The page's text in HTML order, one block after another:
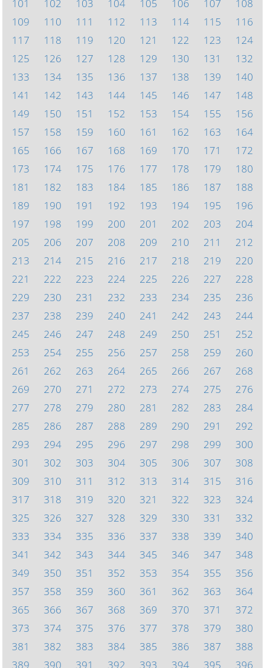
101
102 103 104 105 106 107
108
109
110 111 112 113 114 115
116
117
118 119 120 121 122 123
124
125
126 127 128 129 130 131
132
133
134 135 136 137 138 139
140
141
142 143 144 145 146 147
148
149
150 151 152 153 154 155
156
157
158 159 160 161 162 163
164
165
166 167 168 169 170 171
172
173
174 175 176 177 178 179
180
181
182 183 184 185 186 187
188
189
190 191 192 193 194 195
196
197
198 199 200 201 202 203
204
205
206 207 208 209 210 211
212
213
214 215 216 217 218 219
220
221
222 223 224 225 226 227
228
229
230 231 232 233 234 235
236
237
238 239 240 241 242 243
244
245
246 247 248 249 250 251
252
253
254 255 256 257 258 259
260
261
262 263 264 265 266 267
268
269
270 271 272 273 274 275
276
277
278 279 280 281 282 283
284
285
286 287 288 289 290 291
292
293
294 295 296 297 298 299
300
301
302 303 304 305 306 307
308
309
310 311 312 313 314 315
316
317
318 319 320 321 322 323
324
325
326 327 328 329 330 331
332
333
334 335 336 337 338 339
340
341
342 343 344 345 346 347
348
349
350 351 352 353 354 355
356
357
358 359 360 361 362 363
364
365
366 367 368 369 370 371
372
373
374 375 376 377 378 379
380
381
382 383 384 385 386 387
388
389
390 391 392 393 394 395 396